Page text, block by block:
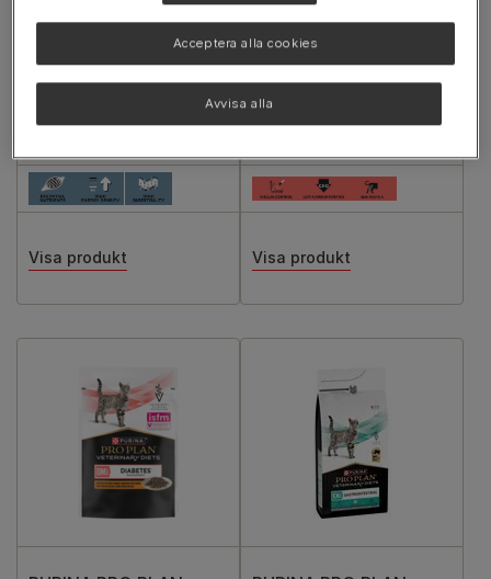
Våtfoder till Katter och
Visa produkt
St/Ox Diabetes
Management
Visa produkt
Avvisa alla
Acceptera alla cookies